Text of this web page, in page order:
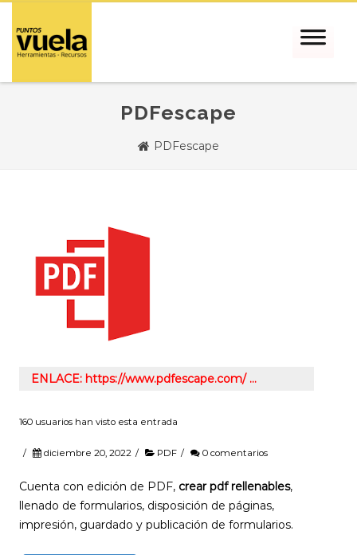
PDFescape
PDFescape
ENLACE: https://www.pdfescape.com/ …
160 usuarios han visto esta entrada
/ diciembre 20, 2022 / PDF / 0 comentarios
Cuenta con edición de PDF, crear pdf rellenables,
llenado de formularios, disposición de páginas,
impresión, guardado y publicación de formularios.